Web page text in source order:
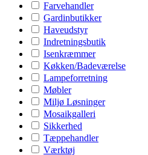
Farvehandler
Gardinbutikker
Haveudstyr
Indretningsbutik
Isenkræmmer
Køkken/Badeværelse
Lampeforretning
Møbler
Miljø Løsninger
Mosaikgalleri
Sikkerhed
Tæppehandler
Værktøj